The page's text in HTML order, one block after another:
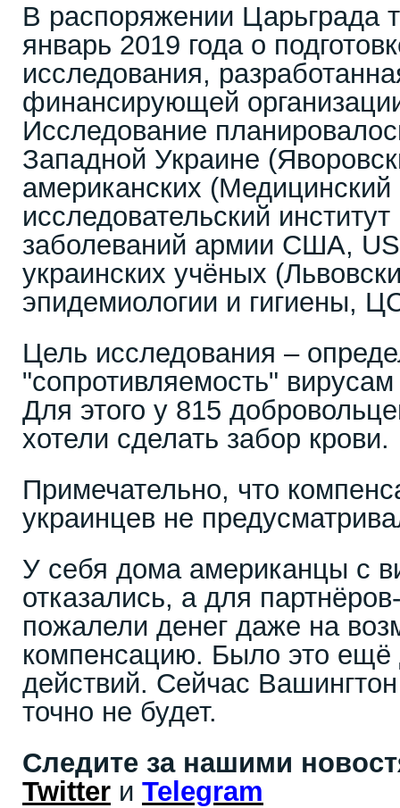
В распоряжении Царьграда
январь 2019 года о
исследования,
финансирующей
Исследование
Западной Украине
американских (Медицинский
исследовательский
заболеваний армии США,
украинских учёных
эпидемиологии и гигиены,
Цель исследования –
"сопротивляемость"
Для этого у 815
хотели сделать забор крови.
Примечательно, что
украинцев не
У себя дома американцы с
отказались, а для
пожалели денег даже на
компенсацию. Было это ещё
действий. Сейчас
точно не будет.
Следите за нашими
Twitter и Telegram